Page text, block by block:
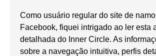
Como usuário regular do site de
Facebook, fiquei intrigado ao ler esta
detalhada do Inner Circle. As
sobre a navegação intuitiva, perfis